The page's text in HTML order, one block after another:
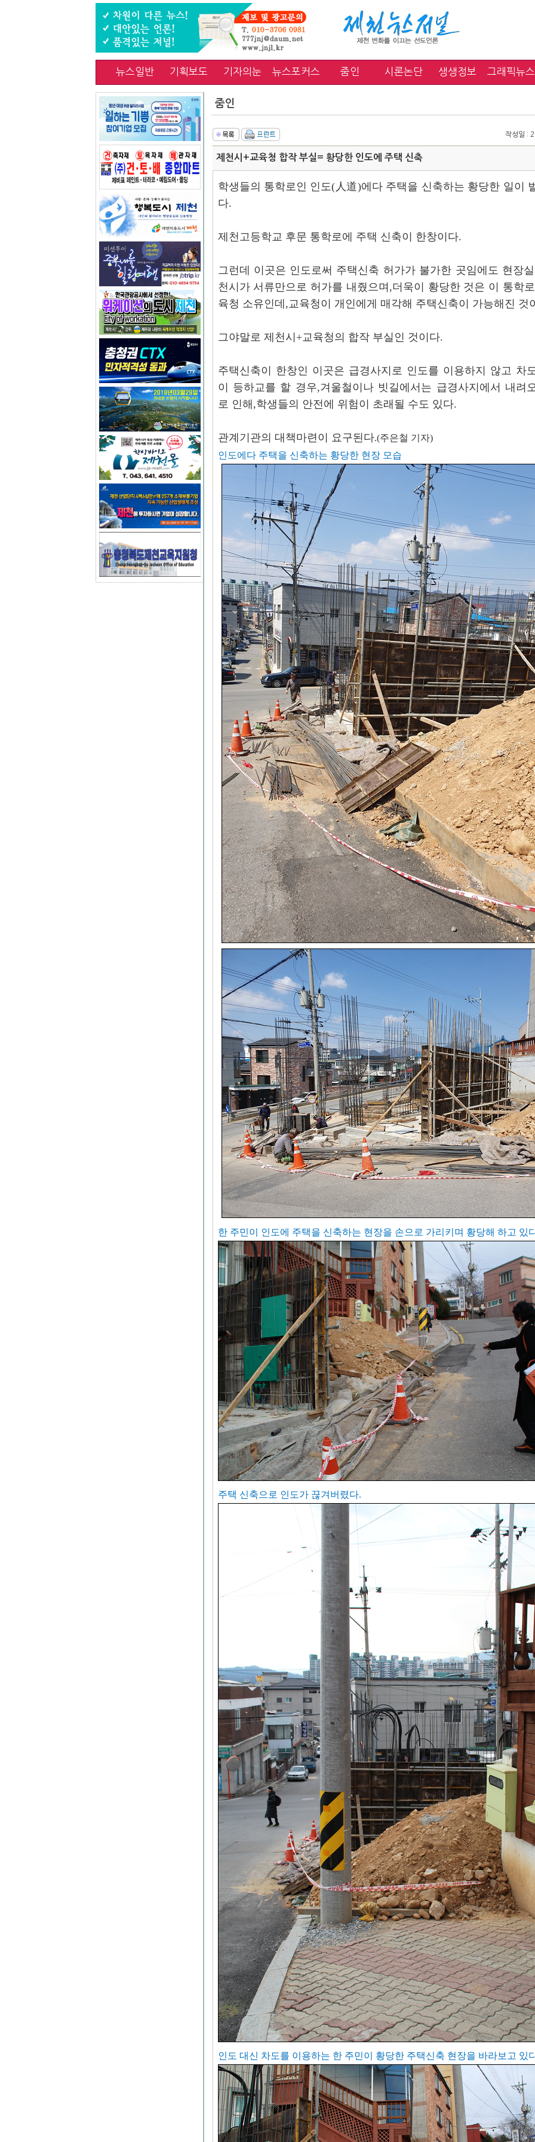
뉴스일반 기획보도 기자의눈 뉴스포커스 줌인 시론논단 생생정보 그래픽뉴스
줌인
작성일 :
제천시+교육청 합작 부실= 황당한 인도에 주택 신축
학생들의 통학로인 인도(人道)에다 주택을 신축하는 황당한 일이
다.
제천고등학교 후문 통학로에 주택 신축이 한창이다.
그런데 이곳은 인도로써 주택신축 허가가 불가한 곳임에도 현장
천시가 서류만으로 허가를 내줬으며,더욱이 황당한 것은 이 통학
육청 소유인데,교육청이 개인에게 매각해 주택신축이 가능해진 것
그야말로 제천시+교육청의 합작 부실인 것이다.
주택신축이 한창인 이곳은 급경사지로 인도를 이용하지 않고 차
이 등하교를 할 경우,겨울철이나 빗길에서는 급경사지에서 내려
로 인해,학생들의 안전에 위험이 초래될 수도 있다.
관계기관의 대책마련이 요구된다.(주은철 기자)
인도에다 주택을 신축하는 황당한 현장 모습
한 주민이 인도에 주택을 신축하는 현장을 손으로 가리키며 황당해 하고 있
주택 신축으로 인도가 끊겨버렸다.
인도 대신 차도를 이용하는 한 주민이 황당한 주택신축 현장을 바라보고 있